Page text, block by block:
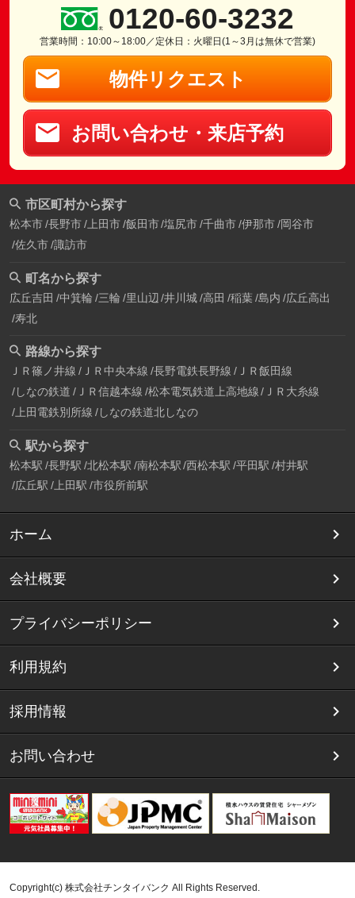
0120-60-3232
営業時間：10:00～18:00／定休日：火曜日(1～3月は無休で営業)
物件リクエスト
お問い合わせ・来店予約
市区町村から探す
松本市 長野市 上田市 飯田市 塩尻市 千曲市 伊那市 岡谷市
佐久市 諏訪市
町名から探す
広丘吉田 中箕輪 三輪 里山辺 井川城 高田 稲葉 島内 広丘高出
寿北
路線から探す
ＪＲ篠ノ井線 ＪＲ中央本線 長野電鉄長野線 ＪＲ飯田線
しなの鉄道 ＪＲ信越本線 松本電気鉄道上高地線
ＪＲ大糸線
上田電鉄別所線 しなの鉄道北しなの
駅から探す
松本駅 長野駅 北松本駅 南松本駅 西松本駅 平田駅 村井駅
広丘駅 上田駅 市役所前駅
ホーム
会社概要
プライバシーポリシー
利用規約
採用情報
お問い合わせ
Copyright(c) 株式会社チンタイバンク All Rights Reserved.